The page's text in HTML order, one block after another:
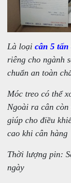
Là loại cân 5 tấn
riêng cho ngành
chuẩn an toàn
Móc treo có thể
Ngoài ra cân
giúp cho điều
cao khi cân hàng
Thời lượng pin:
ngày